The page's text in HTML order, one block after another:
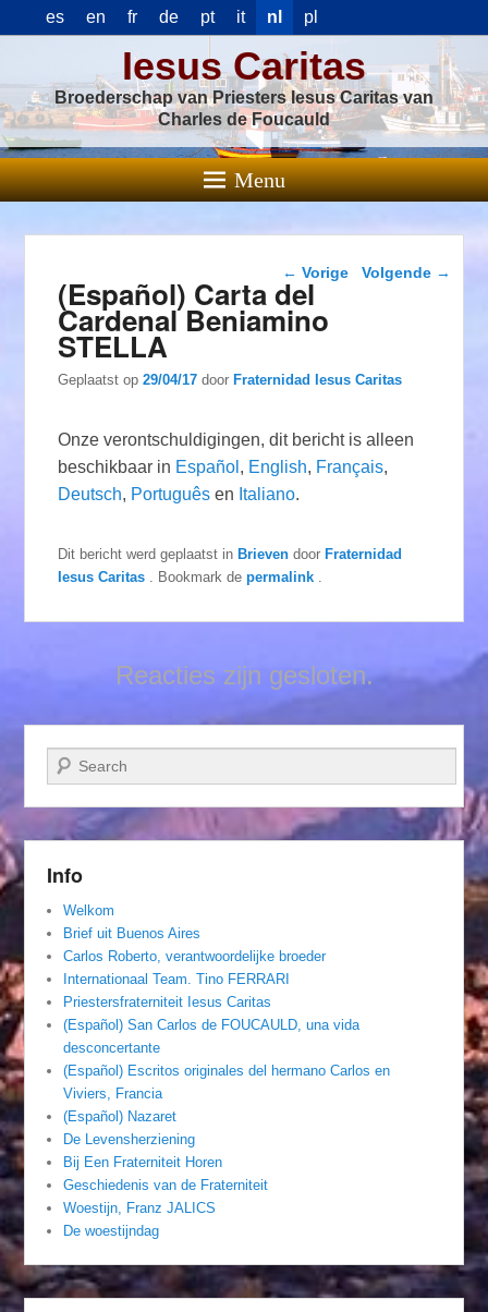
es en fr de pt it nl pl
Iesus Caritas
Broederschap van Priesters Iesus Caritas van
Charles de Foucauld
Menu
Berichtnavigatie
← Vorige Volgende →
(Español) Carta del
Cardenal Beniamino
STELLA
Geplaatst op29/04/17 doorFraternidad Iesus Caritas
Onze verontschuldigingen, dit bericht is alleen
beschikbaar in Español , English, Français,
Deutsch, Português en Italiano.
Dit bericht werd geplaatst inBrieven doorFraternidad
Iesus Caritas
. Bookmark depermalink
Reacties zijn gesloten.
Zoeken
Info
Welkom
Brief uit Buenos Aires
Carlos Roberto, verantwoordelijke broeder
Internationaal Team. Tino FERRARI
Priestersfraterniteit Iesus Caritas
(Español) San Carlos de FOUCAULD, una vida
desconcertante
(Español) Escritos originales del hermano Carlos en
Viviers, Francia
(Español) Nazaret
De Levensherziening
Bij Een Fraterniteit Horen
Geschiedenis van de Fraterniteit
Woestijn, Franz JALICS
De woestijndag